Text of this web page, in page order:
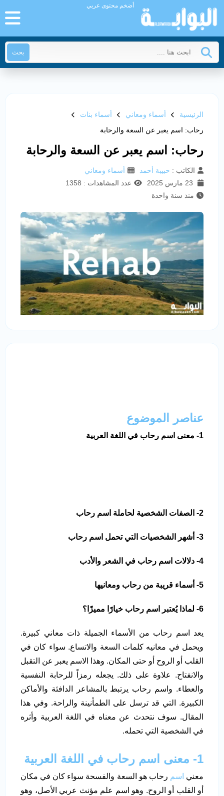
أضخم محتوى عربي
بحث
الرئيسية أسماء ومعاني
أسماء بنات
رحاب: اسم يعبر عن السعة والرحابة
رحاب: اسم يعبر عن السعة والرحابة
الكاتب : حبيبة أحمد
أسماء ومعاني
عدد المشاهدات : 1358
منذ سنة واحدة
عناصر الموضوع
1- معنى اسم رحاب في اللغة العربية
2- الصفات الشخصية لحاملة اسم رحاب
3- أشهر الشخصيات التي تحمل اسم رحاب
4- دلالات اسم رحاب في الشعر والأدب
5- أسماء قريبة من رحاب ومعانيها
6- لماذا يُعتبر اسم رحاب خيارًا مميزًا؟
يعد اسم رحاب من الأسماء الجميلة ذات معاني كبيرة.
ويحمل في معانيه كلمات السعة والاتساع. سواء كان في
القلب أو الروح أو حتى المكان. وهذا الاسم يعبر عن التقبل
والانفتاح. علاوة على ذلك. يجعله رمزاً للرحابة النفسية
والعطاء. واسم رحاب يرتبط بالمشاعر الدافئة والأماكن
الكبيرة. التي قد ترسل على الطمأنينة والراحة. وفي هذا
المقال. سوف نتحدث عن معناه في اللغة العربية وأثره
في الشخصية التي تحمله.
1- معنى اسم رحاب في اللغة العربية
معني اسم رحاب هو السعة والفسحة سواء كان في مكان
أو القلب أو الروح. وهو اسم علم مؤنث عربي الأصل، وهو